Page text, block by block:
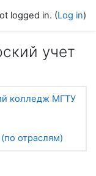
logged in. (Log in)
учет
колледж МГТУ
отраслям)